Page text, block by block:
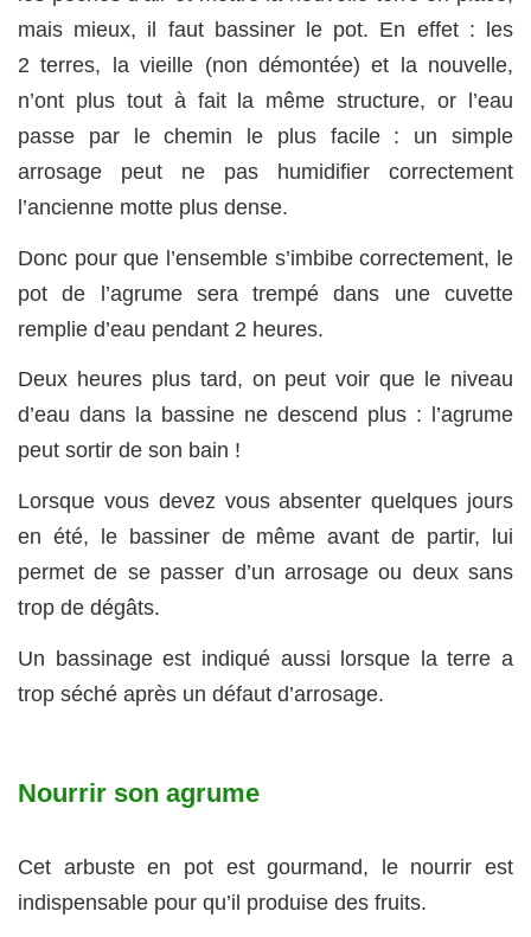
mais mieux, il faut bassiner le pot. En effet : les
2 terres, la vieille (non démontée) et la nouvelle,
n’ont plus tout à fait la même structure, or l’eau
passe par le chemin le plus facile : un simple
arrosage peut ne pas humidifier correctement
l’ancienne motte plus dense.
Donc pour que l’ensemble s’imbibe correctement, le
pot de l’agrume sera trempé dans une cuvette
remplie d’eau pendant 2 heures.
Deux heures plus tard, on peut voir que le niveau
d’eau dans la bassine ne descend plus : l’agrume
peut sortir de son bain !
Lorsque vous devez vous absenter quelques jours
en été, le bassiner de même avant de partir, lui
permet de se passer d’un arrosage ou deux sans
trop de dégâts.
Un bassinage est indiqué aussi lorsque la terre a
trop séché après un défaut d’arrosage.
Nourrir son agrume
Cet arbuste en pot est gourmand, le nourrir est
indispensable pour qu’il produise des fruits.